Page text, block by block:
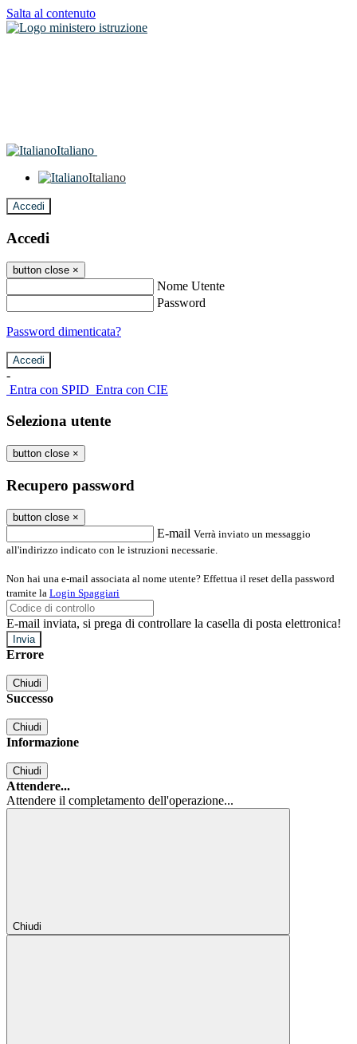
Salta al contenuto
Italiano
Italiano
Accedi
Accedi
button close ×
Nome Utente
Password
Password dimenticata?
-
Entra con SPID Entra con CIE
Seleziona utente
button close ×
Recupero password
button close ×
E-mail Verrà inviato un messaggio
all'indirizzo indicato con le istruzioni necessarie.
Non hai una e-mail associata al nome utente? Effettua il reset della password
tramite la Login Spaggiari
E-mail inviata, si prega di controllare la casella di posta elettronica!
Errore
Chiudi
Successo
Chiudi
Informazione
Chiudi
Attendere...
Attendere il completamento dell'operazione...
Chiudi